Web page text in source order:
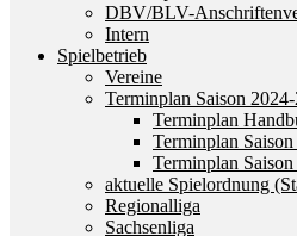
DBV/BLV-
Intern
Spielbetrieb
Vereine
Terminplan Saison
Terminplan
Terminplan
Terminplan
aktuelle Spielordnung
Regionalliga
Sachsenliga